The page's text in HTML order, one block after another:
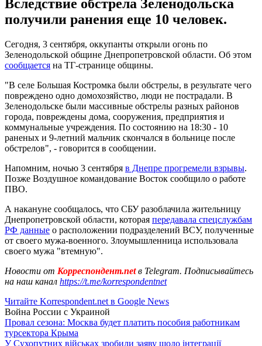
Вследствие обстрела Зеленодольска
получили ранения еще 10 человек.
Сегодня, 3 сентября, оккупанты открыли огонь по
Зеленодольской общине Днепропетровской области. Об этом
сообщается на ТГ-странице общины.
"В селе Большая Костромка были обстрелы, в результате чего
повреждено одно домохозяйство, люди не пострадали. В
Зеленодольске были массивные обстрелы разных районов
города, повреждены дома, сооружения, предприятия и
коммунальные учреждения. По состоянию на 18:30 - 10
раненых и 9-летний мальчик скончался в больнице после
обстрелов", - говорится в сообщении.
Напомним, ночью 3 сентября в Днепре прогремели взрывы.
Позже Воздушное командование Восток сообщило о работе
ПВО.
А накануне сообщалось, что СБУ разоблачила жительницу
Днепропетровской области, которая передавала спецслужбам
РФ данные о расположении подразделений ВСУ, полученные
от своего мужа-военного. Злоумышленница использовала
своего мужа "втемную".
Новости от Корреспондент.netв Telegram. Подписывайтесь
на наш канал https://t.me/korrespondentnet
Читайте Korrespondent.net в Google News
Война России с Украиной
Провал сезона: Москва будет платить пособия работникам
турсектора Крыма
У Сухопутних військах зробили заяву щодо інтеграції